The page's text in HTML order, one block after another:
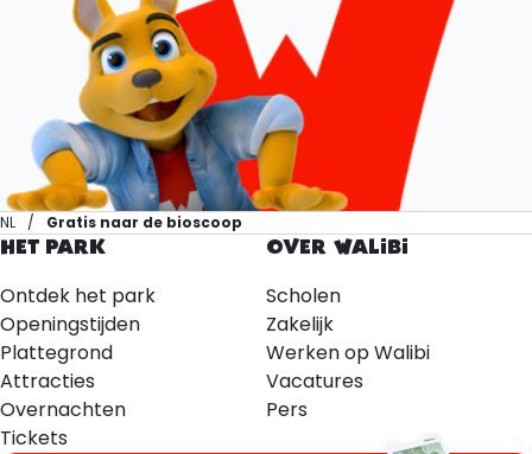
NL
Gratis naar de bioscoop
HET PARK
Ontdek het park
Openingstijden
Plattegrond
Attracties
Overnachten
Tickets
OVER WALIBI
Scholen
Zakelijk
Werken op Walibi
Vacatures
Pers